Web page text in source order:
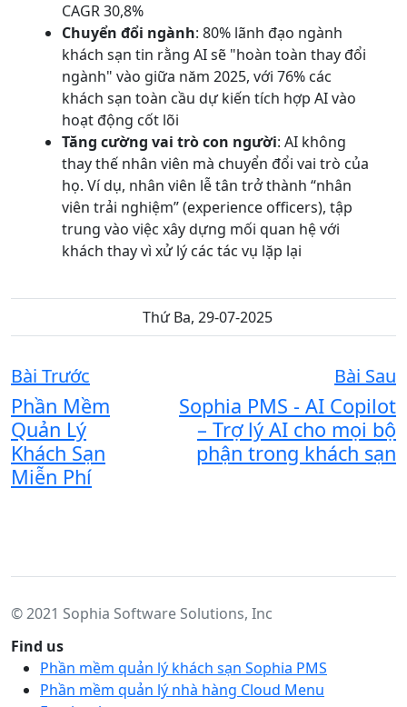
CAGR 30,8%
Chuyển đổi ngành: 80% lãnh đạo ngành
khách sạn tin rằng AI sẽ "hoàn toàn thay đổi
ngành" vào giữa năm 2025, với 76% các
khách sạn toàn cầu dự kiến tích hợp AI vào
hoạt động cốt lõi
Tăng cường vai trò con người: AI không
thay thế nhân viên mà chuyển đổi vai trò của
họ. Ví dụ, nhân viên lễ tân trở thành “nhân
viên trải nghiệm” (experience officers), tập
trung vào việc xây dựng mối quan hệ với
khách thay vì xử lý các tác vụ lặp lại
Thứ Ba, 29-07-2025
Bài Trước
Phần Mềm
Quản Lý
Khách Sạn
Miễn Phí
Bài Sau
Sophia PMS - AI Copilot
– Trợ lý AI cho mọi bộ
phận trong khách sạn
© 2021 Sophia Software Solutions, Inc
Find us
Phần mềm quản lý khách sạn Sophia PMS
Phần mềm quản lý nhà hàng Cloud Menu